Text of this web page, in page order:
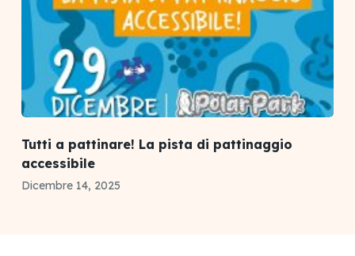
Tutti a pattinare! La pista di pattinaggio
accessibile
Dicembre 14, 2025